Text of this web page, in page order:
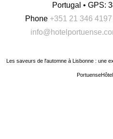
Portugal • GPS:
Phone +351 21 346 4197
Les saveurs de l'automne à Lisbonne : une
Portuense